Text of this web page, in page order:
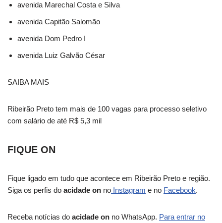
avenida Marechal Costa e Silva
avenida Capitão Salomão
avenida Dom Pedro I
avenida Luiz Galvão César
SAIBA MAIS
Ribeirão Preto tem mais de 100 vagas para processo seletivo
com salário de até R$ 5,3 mil
FIQUE ON
Fique ligado em tudo que acontece em Ribeirão Preto e região.
Siga os perfis do acidade on no Instagram e no Facebook.
Receba notícias do acidade on no WhatsApp. Para entrar no